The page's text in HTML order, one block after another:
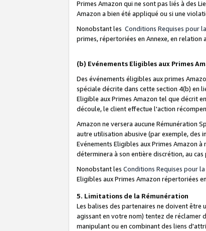
Primes Amazon qui ne sont pas liés à des
Amazon a bien été appliqué ou si une
Nonobstant les Conditions Requises pour
primes, répertoriées en Annexe, en relation
(b) Evénements Eligibles aux Primes
Des événements éligibles aux primes
spéciale décrite dans cette section 4(b) en
Eligible aux Primes Amazon tel que décrit
découle, le client effectue l'action
Amazon ne versera aucune Rémunération
autre utilisation abusive (par exemple, des
Evénements Eligibles aux Primes Amazon
déterminera à son entière discrétion, au
Nonobstant les Conditions Requises pour
Eligibles aux Primes Amazon répertoriées
5. Limitations de la Rémunération
Les balises des partenaires ne doivent être
agissant en votre nom) tentez de réclamer
manipulant ou en combinant des liens